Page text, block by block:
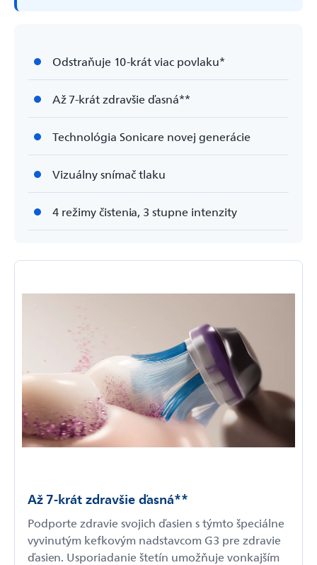
Odstraňuje 10-krát viac povlaku*
Až 7-krát zdravšie ďasná**
Technológia Sonicare novej generácie
Vizuálny snímač tlaku
4 režimy čistenia, 3 stupne intenzity
Až 7-krát zdravšie ďasná**
Podporte zdravie svojich ďasien s týmto špeciálne
vyvinutým kefkovým nadstavcom G3 pre zdravie
ďasien. Usporiadanie štetín umožňuje vonkajším